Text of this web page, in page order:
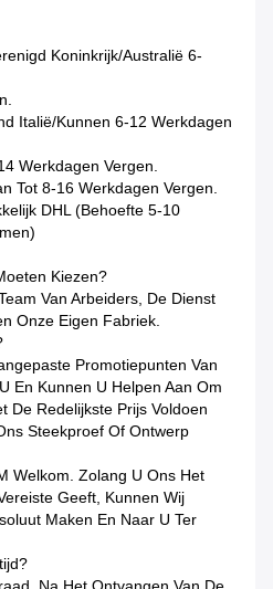
Koninkrijk/Australië 6-
Italië/kunnen 6-12 Werkdagen
Werkdagen Vergen.
Tot 8-16 Werkdagen Vergen.
DHL (Behoefte 5-10
Kiezen?
Van Arbeiders, De Dienst
Onze Eigen Fabriek.
Promotiepunten Van
En Kunnen U Helpen Aan Om
De Redelijkste Prijs Voldoen
Steekproef Of Ontwerp
Welkom. Zolang U Ons Het
Geeft, Kunnen Wij
Maken En Naar U Ter